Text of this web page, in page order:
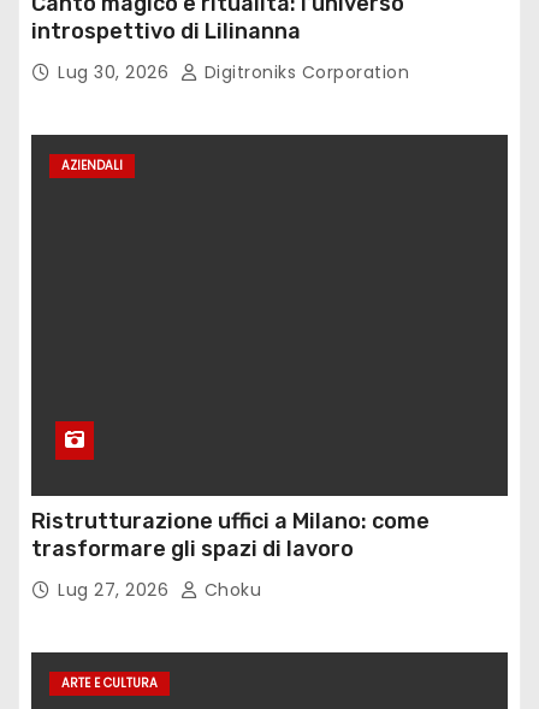
introspettivo di Lilinanna
Lug 30, 2026 Digitroniks Corporation
AZIENDALI
Ristrutturazione uffici a Milano: come
trasformare gli spazi di lavoro
Lug 27, 2026 Choku
ARTE E CULTURA